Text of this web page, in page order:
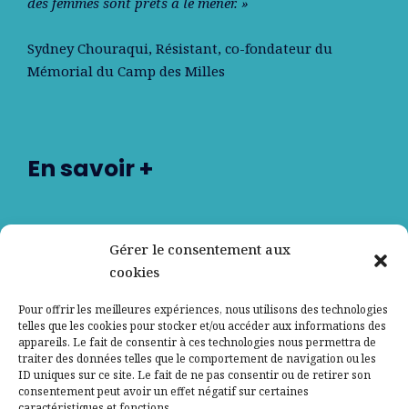
Gérer le consentement aux
cookies
Pour offrir les meilleures expériences, nous utilisons des technologies
telles que les cookies pour stocker et/ou accéder aux informations des
appareils. Le fait de consentir à ces technologies nous permettra de
traiter des données telles que le comportement de navigation ou les
ID uniques sur ce site. Le fait de ne pas consentir ou de retirer son
consentement peut avoir un effet négatif sur certaines
Sydney Chouraqui, Résistant, co-fondateur du
Mémorial du Camp des Milles
En savoir +
Nos partenaires
Contactez-nous
Mentions légales